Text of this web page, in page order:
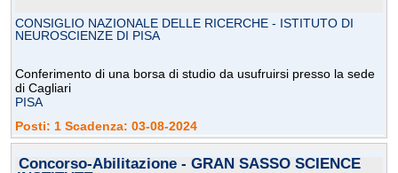
CONSIGLIO NAZIONALE DELLE RICERCHE - ISTITUTO DI
NEUROSCIENZE DI PISA
Conferimento di una borsa di studio da usufruirsi presso la sede
di Cagliari
PISA
Posti: 1 Scadenza: 03-08-2024
Concorso-Abilitazione - GRAN SASSO SCIENCE